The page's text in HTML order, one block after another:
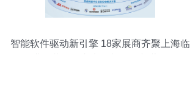
智能软件驱动新引擎 18家展商齐聚上海临